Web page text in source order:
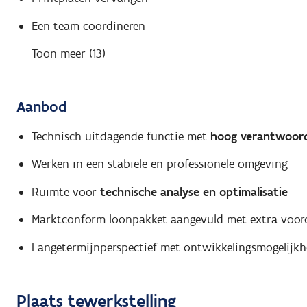
Een team coördineren
Toon meer (13)
Aanbod
Technisch uitdagende functie met hoog
Werken in een stabiele en professionele omgeving
Ruimte voor technische analyse en optimalisatie
Marktconform loonpakket aangevuld met extra
Langetermijnperspectief met
Plaats tewerkstelling